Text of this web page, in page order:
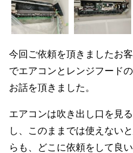
今回ご依頼を頂きましたお
でエアコンとレンジフード
お話を頂きました。
エアコンは吹き出し口を見
し、このままでは使えない
らも、どこに依頼をして良